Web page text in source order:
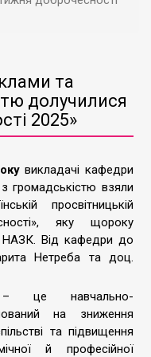
та
долучилися
2025»
викладачі кафедри
громадськістю взяли
просвітницькій
яку щороку
НАЗК. Від кафедри до
Нетреба та доц.
– це навчально-
на зниження
та підвищення
й професійної